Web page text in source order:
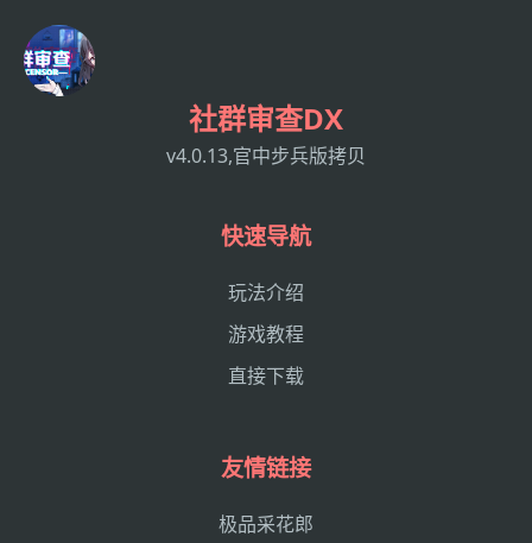
社群审查DX
v4.0.13,官中步兵版拷贝
快速导航
玩法介绍
游戏教程
直接下载
友情链接
极品采花郎